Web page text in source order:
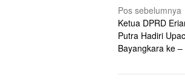
Navigasi
pos
Pos sebelumnya
Ketua DPRD
Putra Hadiri
Bayangkara ke